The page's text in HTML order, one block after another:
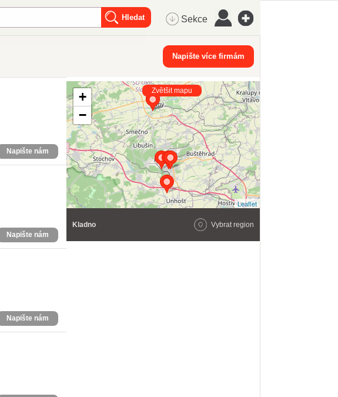
Sekce
Napište více firmám
Napište nám
Napište nám
Napište nám
+
−
Leaflet
Zvětšit mapu
Kladno Vybrat region